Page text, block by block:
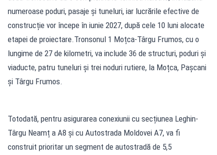
numeroase poduri, pasaje și tuneluri, iar lucrările efective de
construcție vor începe în iunie 2027, după cele 10 luni alocate
etapei de proiectare.Tronsonul 1 Moțca-Târgu Frumos, cu o
lungime de 27 de kilometri, va include 36 de structuri, poduri și
viaducte, patru tuneluri și trei noduri rutiere, la Moțca, Pașcani
și Târgu Frumos.
Totodată, pentru asigurarea conexiunii cu secțiunea Leghin-
Târgu Neamț a A8 și cu Autostrada Moldovei A7, va fi
construit prioritar un segment de autostradă de 5,5